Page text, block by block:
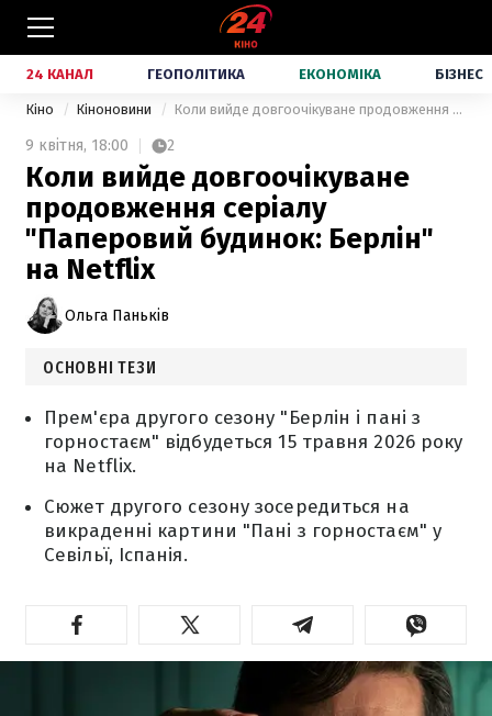
24 КАНАЛ ГЕОПОЛІТИКА ЕКОНОМІКА БІЗНЕС
Кіно Кіноновини Коли вийде довгоочікуване продовження серіалу "Паперовий будинок: Берлін" на Netflix
9 квітня, 18:00 2
Коли вийде довгоочікуване
продовження серіалу
"Паперовий будинок: Берлін"
на Netflix
Ольга Паньків
ОСНОВНІ ТЕЗИ
Прем'єра другого сезону "Берлін і пані з
горностаєм" відбудеться 15 травня 2026 року
на Netflix.
Сюжет другого сезону зосередиться на
викраденні картини "Пані з горностаєм" у
Севільї, Іспанія.